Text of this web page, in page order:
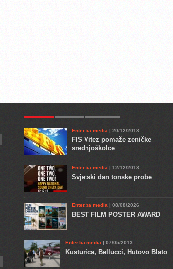
Enter.ba media | 20/12/2018
FIS Vitez pomaže zeničke
srednjoškolce
Enter.ba media | 12/12/2018
Svjetski dan tonske probe
Enter.ba media | 08/08/2026
BEST FILM POSTER AWARD
Enter.ba media | 07/05/2013
Kusturica, Bellucci, Hutovo Blato